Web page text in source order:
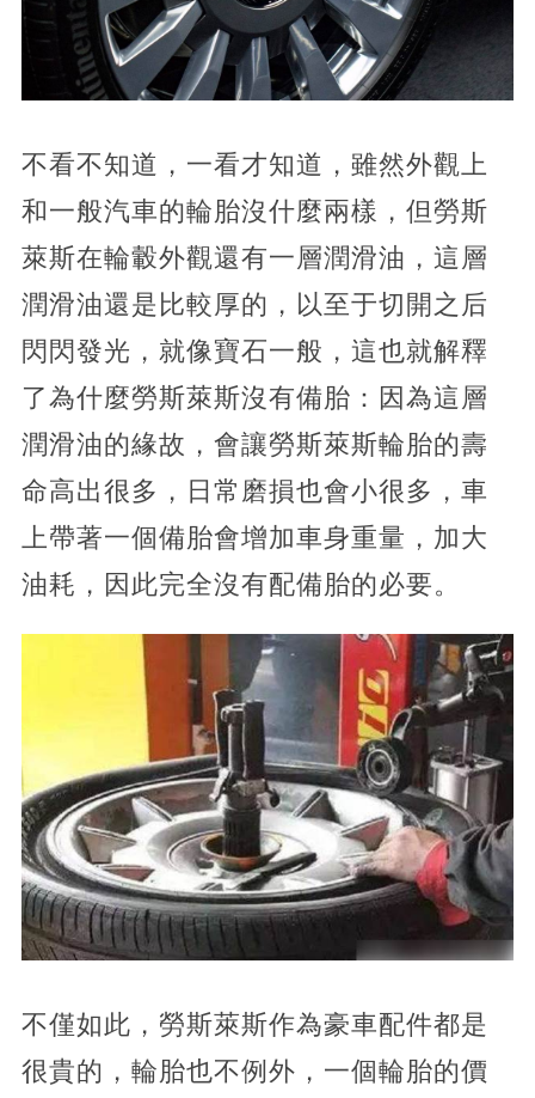
不看不知道，一看才知道，雖然外觀上
和一般汽車的輪胎沒什麼兩樣，但勞斯
萊斯在輪轂外觀還有一層潤滑油，這層
潤滑油還是比較厚的，以至于切開之后
閃閃發光，就像寶石一般，這也就解釋
了為什麼勞斯萊斯沒有備胎：因為這層
潤滑油的緣故，會讓勞斯萊斯輪胎的壽
命高出很多，日常磨損也會小很多，車
上帶著一個備胎會增加車身重量，加大
油耗，因此完全沒有配備胎的必要。
不僅如此，勞斯萊斯作為豪車配件都是
很貴的，輪胎也不例外，一個輪胎的價